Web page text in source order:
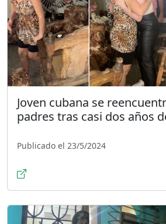
Joven cubana se
padres tras casi dos años
Publicado el 23/5/2024